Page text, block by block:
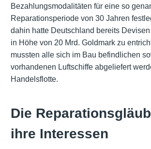
Bezahlungsmodalitäten für eine so
Reparationsperiode von 30 Jahren
dahin hatte Deutschland bereits
in Höhe von 20 Mrd. Goldmark zu
mussten alle sich im Bau befindlichen
vorhandenen Luftschiffe abgeliefert
Handelsflotte.
Die
ihre Interessen